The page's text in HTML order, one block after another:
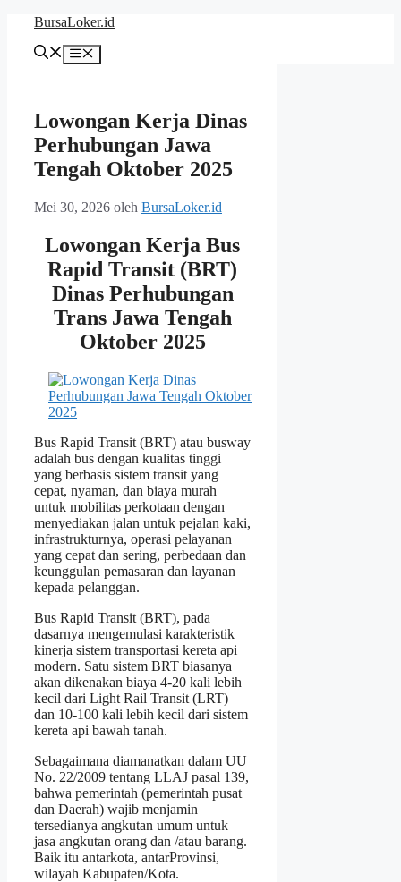
Langsung
BursaLoker.id
Menu
Lowongan Kerja Dinas
Perhubungan Jawa
Tengah Oktober 2025
Mei 30, 2026 oleh BursaLoker.id
Lowongan Kerja Bus
Rapid Transit (BRT)
Dinas Perhubungan
Trans Jawa Tengah
Oktober 2025
Bus Rapid Transit (BRT) atau busway
adalah bus dengan kualitas tinggi
yang berbasis sistem transit yang
cepat, nyaman, dan biaya murah
untuk mobilitas perkotaan dengan
menyediakan jalan untuk pejalan kaki,
infrastrukturnya, operasi pelayanan
yang cepat dan sering, perbedaan dan
keunggulan pemasaran dan layanan
kepada pelanggan.
Bus Rapid Transit (BRT), pada
dasarnya mengemulasi karakteristik
kinerja sistem transportasi kereta api
modern. Satu sistem BRT biasanya
akan dikenakan biaya 4-20 kali lebih
kecil dari Light Rail Transit (LRT)
dan 10-100 kali lebih kecil dari sistem
kereta api bawah tanah.
Sebagaimana diamanatkan dalam UU
No. 22/2009 tentang LLAJ pasal 139,
bahwa pemerintah (pemerintah pusat
dan Daerah) wajib menjamin
tersedianya angkutan umum untuk
jasa angkutan orang dan /atau barang.
Baik itu antarkota, antarProvinsi,
wilayah Kabupaten/Kota.